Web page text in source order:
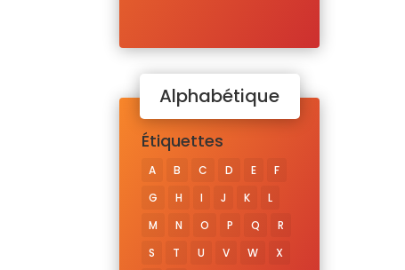
Alphabétique
Étiquettes
A B C D E
F
G
H I J K
L
M
N O P Q
R
S
T U V W
X